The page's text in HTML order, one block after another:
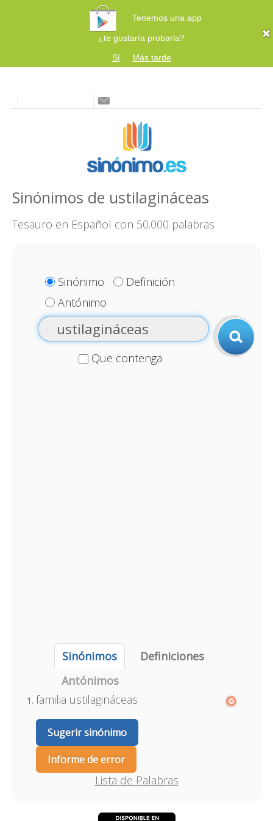
Tenemos una app
¿te gustaría probarla?
Sí
Más tarde
Sinónimos de ustilagináceas
Tesauro en Español con 50.000 palabras
Sinónimo
Definición
Antónimo
Que contenga
Sinónimos
Definiciones
Antónimos
familia ustilagináceas
Sugerir sinónimo
Informe de error
Lista de Palabras